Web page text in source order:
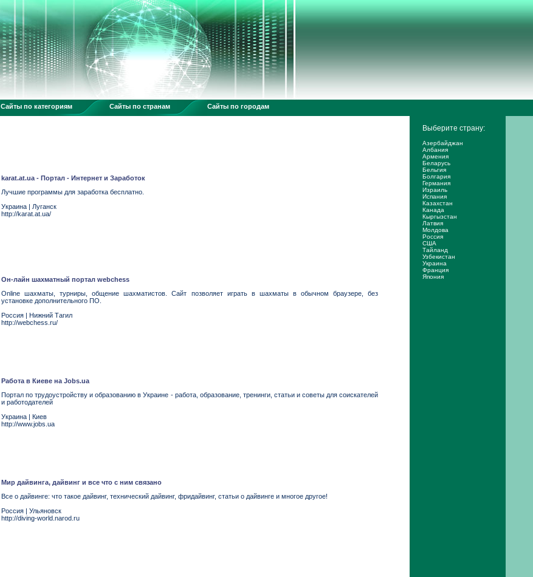
Сайты по категориям Сайты по странам Сайты по городам
karat.at.ua - Портал - Интернет и Заработок
Лучшие программы для заработка бесплатно.
Украина | Луганск
http://karat.at.ua/
Он-лайн шахматный портал webchess
Online шахматы, турниры, общение шахматистов. Сайт позволяет играть в шахматы в обычном браузере, без
установке дополнительного ПО.
Россия | Нижний Тагил
http://webchess.ru/
Работа в Киеве на Jobs.ua
Портал по трудоустройству и образованию в Украине - работа, образование, тренинги, статьи и советы для соискателей
и работодателей
Украина | Киев
http://www.jobs.ua
Мир дайвинга, дайвинг и все что с ним связано
Все о дайвинге: что такое дайвинг, технический дайвинг, фридайвинг, статьи о дайвинге и многое другое!
Россия | Ульяновск
http://diving-world.narod.ru
Выберите страну:
Азербайджан
Албания
Армения
Беларусь
Бельгия
Болгария
Германия
Израиль
Испания
Казахстан
Канада
Кыргызстан
Латвия
Молдова
Россия
США
Тайланд
Узбекистан
Украина
Франция
Япония